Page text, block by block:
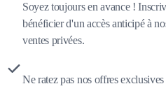
Soyez toujours en avance !
bénéficier d'un accès anticipé à
ventes privées.
Ne ratez pas nos offres